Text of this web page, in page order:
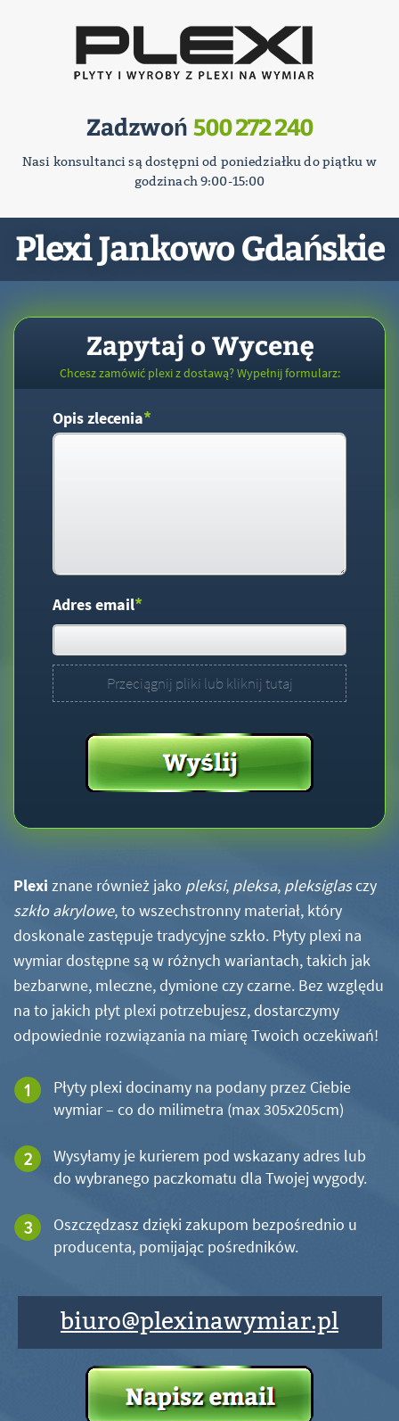
Zadzwoń 500 272 240
Nasi konsultanci są dostępni od poniedziałku do piątku w
godzinach 9:00-15:00
Plexi Jankowo Gdańskie
Zapytaj o Wycenę
Chcesz zamówić plexi z dostawą? Wypełnij formularz:
Opis zlecenia*
Adres email*
Przeciągnij pliki lub kliknij tutaj
Plexi znane również jako pleksi, pleksa, pleksiglasczy
szkło akrylowe, to wszechstronny materiał, który
doskonale zastępuje tradycyjne szkło. Płyty plexi na
wymiar dostępne są w różnych wariantach, takich jak
bezbarwne, mleczne, dymione czy czarne. Bez względu
na to jakich płyt plexi potrzebujesz, dostarczymy
odpowiednie rozwiązania na miarę Twoich oczekiwań!
Płyty plexi docinamy na podany przez Ciebie
wymiar – co do milimetra (max 305x205cm)
Wysyłamy je kurierem pod wskazany adres lub
do wybranego paczkomatu dla Twojej wygody.
Oszczędzasz dzięki zakupom bezpośrednio u
producenta, pomijając pośredników.
biuro@plexinawymiar.pl